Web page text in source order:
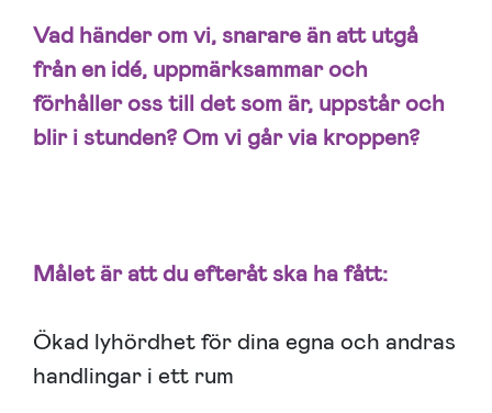
Vad händer om vi, snarare än att utgå
från en idé, uppmärksammar och
förhåller oss till det som är, uppstår och
blir i stunden? Om vi går via kroppen?
Målet är att du efteråt ska ha fått:
Ökad lyhördhet för dina egna och andras
handlingar i ett rum